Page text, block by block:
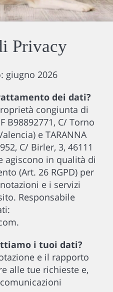
Privacy
giugno 2026
dei dati?
congiunta di
B98892771, C/ Torno
e TARANNA
C/ Birler, 3, 46111
agiscono in qualità di
(Art. 26 RGPD) per
e i servizi
Responsabile
i tuoi dati?
e il rapporto
alle tue richieste e,